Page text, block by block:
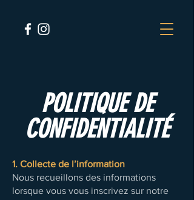
POLITIQUE DE
CONFIDENTIALITÉ
1. Collecte de l’information
Nous recueillons des informations
lorsque vous vous inscrivez sur notre